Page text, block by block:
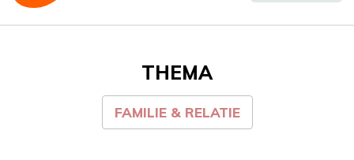
THEMA
FAMILIE & RELATIE